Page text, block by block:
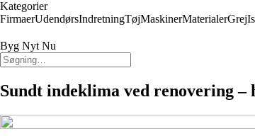
Kategorier
FirmaerUdendørsIndretningTøjMaskinerMaterialerGrej
Byg Nyt Nu
Sundt indeklima ved renovering